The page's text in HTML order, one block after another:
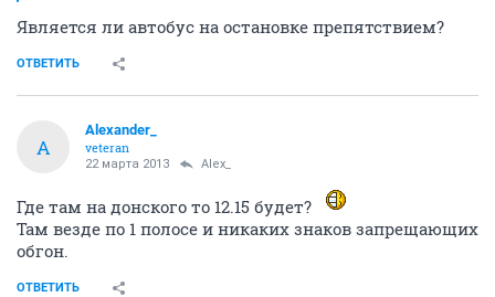
Является ли автобус на остановке препятствием?
ОТВЕТИТЬ
A
Alexander_
veteran
22 марта 2013 Alex_
Где там на донского то 12.15 будет?
Там везде по 1 полосе и никаких знаков запрещающих
обгон.
ОТВЕТИТЬ